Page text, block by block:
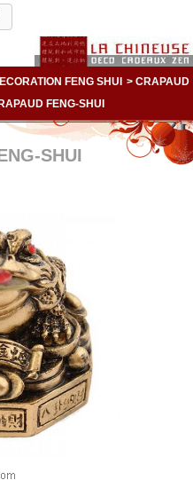
FENG SHUI > CRAPAUD
FENG-SHUI
SHUI